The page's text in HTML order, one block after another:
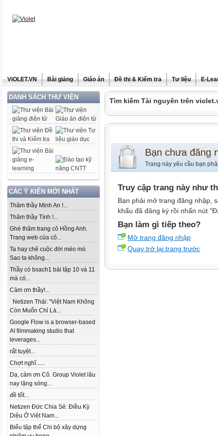
ViOLET.VN Bài giảng Giáo án Đề thi & Kiểm tra Tư liệu E-
DANH SÁCH THƯ VIỆN
CÁC Ý KIẾN MỚI NHẤT
Thăm thầy Minh An !...
Thăm thầy Tình !...
Ghé thăm trang cô Hồng Anh.
Trang web của cô...
Ta hay chê cuộc đời méo mó
Sao ta không...
Thầy có bsach1 bài tập 10 và 11
mà có...
Cảm ơn thầy!...
Netizen Thái: "Việt Nam Không
Còn Muốn Chỉ Là...
Google Flow is a browser-based
AI filmmaking studio that
leverages...
rất tuyệt...
Chợt nghĩ......
Dạ, cảm ơn Cô. Group Violet lâu
nay lặng sóng...
đề tốt...
Netizen Đức Chia Sẻ: Điều Kỳ
Diệu Ở Việt Nam...
Biểu tập thể Chi bộ xây dựng
Tìm kiếm Tài nguyên trên
Bạn chưa đăng
Trang này yêu cầu bạn
Truy cập trang này như
Bạn phải mở trang đăng nhập,
khẩu đã đăng ký rồi nhấn nút
Bạn làm gì tiếp theo?
Mở trang đăng nhập
Quay trở lại trang trước